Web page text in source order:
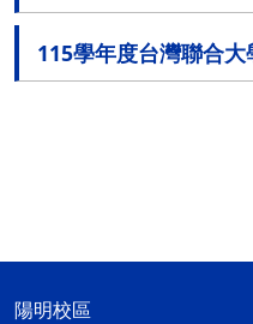
115學年度台灣聯合
陽明校區